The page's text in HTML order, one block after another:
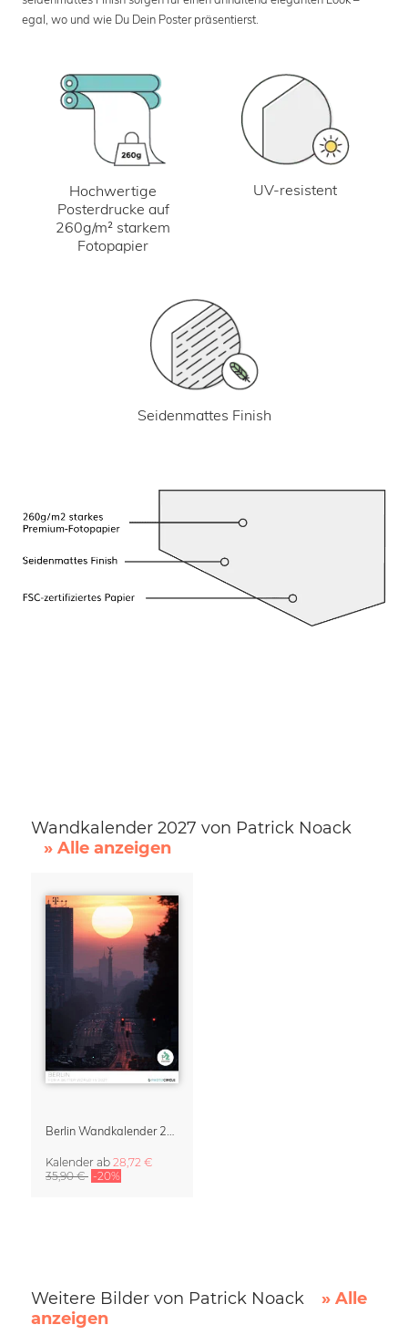
egal, wo und wie Du Dein Poster präsentierst.
Hochwertige
Posterdrucke auf
260g/m² starkem
Fotopapier
UV-resistent
Seidenmattes Finish
Wandkalender 2027 von Patrick Noack
» Alle anzeigen
Kalender ab 28,72 €
35,90 € -20%
Weitere Bilder von Patrick Noack
» Alle
anzeigen